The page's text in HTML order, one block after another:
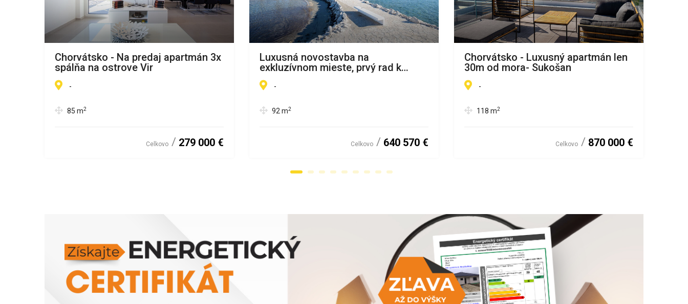
Chorvátsko - Na predaj apartmán 3x
spálňa na ostrove Vir
-
85 m2
Celkovo 279 000 €
Luxusná novostavba na
exkluzívnom mieste, prvý rad k
moru, Chorvátsko - Zaton
-
92 m2
Celkovo 640 570 €
Chorvátsko - Luxusný apartmán len
30m od mora- Sukošan
-
118 m2
Celkovo 870 000 €